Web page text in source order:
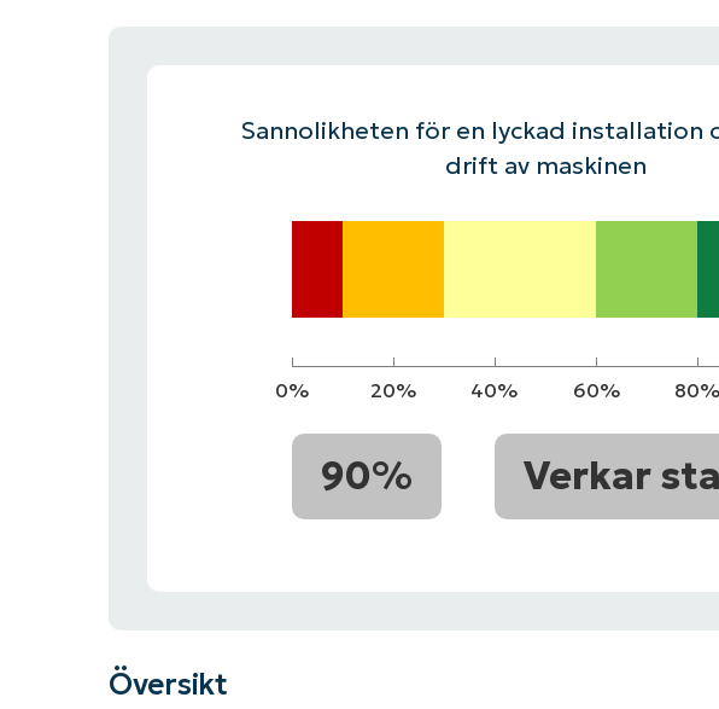
Sannolikheten för en lyckad installation
drift av maskinen
0% 20% 40% 60% 80%
90% Verkar
Översikt